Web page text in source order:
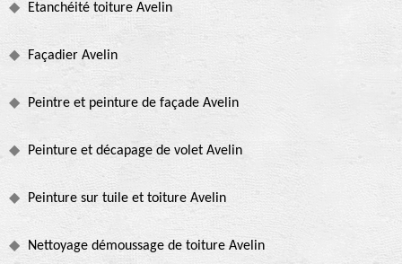
Etanchéité toiture Avelin
Façadier Avelin
Peintre et peinture de façade Avelin
Peinture et décapage de volet Avelin
Peinture sur tuile et toiture Avelin
Nettoyage démoussage de toiture Avelin